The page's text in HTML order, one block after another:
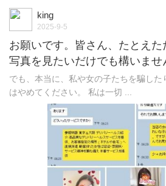
king
2025-9-5
お願いです。皆さん、たとえた
写真を見たいだけでも構いませ
でも、本当に、私や女の子たちを騙した
はやめてください。 私は一切 ...